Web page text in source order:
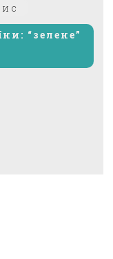
запис:
“зелене”